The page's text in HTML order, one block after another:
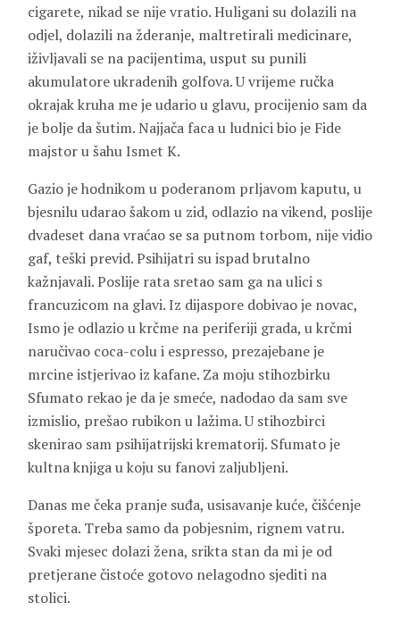
cigarete, nikad se nije vratio. Huligani su dolazili na
odjel, dolazili na žderanje, maltretirali medicinare,
iživljavali se na pacijentima, usput su punili
akumulatore ukradenih golfova. U vrijeme ručka
okrajak kruha me je udario u glavu, procijenio sam da
je bolje da šutim. Najjača faca u ludnici bio je Fide
majstor u šahu Ismet K.
Gazio je hodnikom u poderanom prljavom kaputu, u
bjesnilu udarao šakom u zid, odlazio na vikend, poslije
dvadeset dana vraćao se sa putnom torbom, nije vidio
gaf, teški previd. Psihijatri su ispad brutalno
kažnjavali. Poslije rata sretao sam ga na ulici s
francuzicom na glavi. Iz dijaspore dobivao je novac,
Ismo je odlazio u krčme na periferiji grada, u krčmi
naručivao coca-colu i espresso, prezajebane je
mrcine istjerivao iz kafane. Za moju stihozbirku
Sfumato rekao je da je smeće, nadodao da sam sve
izmislio, prešao rubikon u lažima. U stihozbirci
skenirao sam psihijatrijski krematorij. Sfumato je
kultna knjiga u koju su fanovi zaljubljeni.
Danas me čeka pranje suđa, usisavanje kuće, čišćenje
šporeta. Treba samo da pobjesnim, rignem vatru.
Svaki mjesec dolazi žena, srikta stan da mi je od
pretjerane čistoće gotovo nelagodno sjediti na
stolici.